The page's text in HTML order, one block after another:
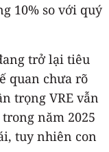
10% so với quý
trở lại tiêu
quan chưa rõ
trọng VRE vẫn
năm 2025
tuy nhiên con